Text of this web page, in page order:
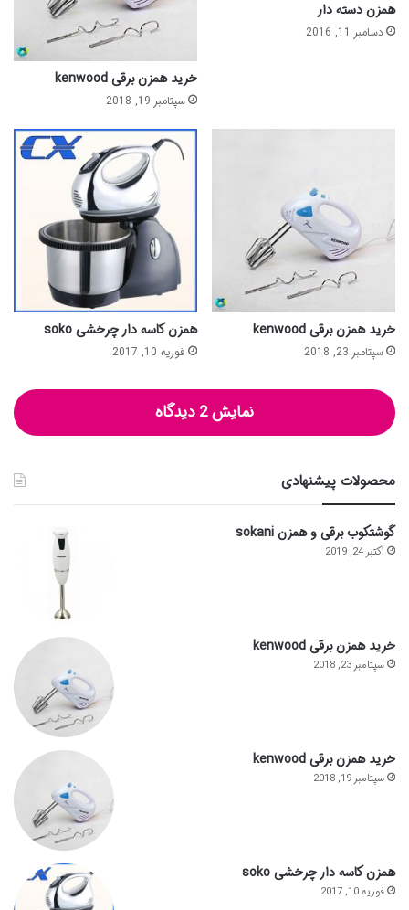
همزن دسته دار
دسامبر 11, 2016
خرید همزن برقی kenwood
سپتامبر 19, 2018
خرید همزن برقی kenwood
سپتامبر 23, 2018
همزن کاسه دار چرخشی soko
فوریه 10, 2017
نمایش 2 دیدگاه
محصولات پیشنهادی
گوشتکوب برقی و همزن sokani
اکتبر 24, 2019
خرید همزن برقی kenwood
سپتامبر 23, 2018
خرید همزن برقی kenwood
سپتامبر 19, 2018
همزن کاسه دار چرخشی soko
فوریه 10, 2017